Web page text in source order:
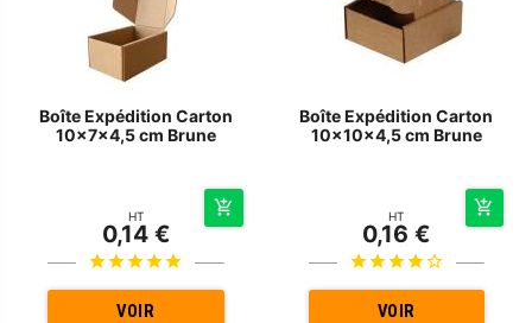
Boîte Expédition Carton
10x7x4,5 cm Brune
HT
0,14 €
VOIR
Boîte Expédition Carton
10x10x4,5 cm Brune
HT
0,16 €
VOIR